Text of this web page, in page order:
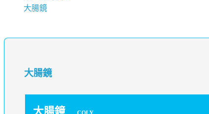
大腸鏡
大腸鏡
大腸鏡